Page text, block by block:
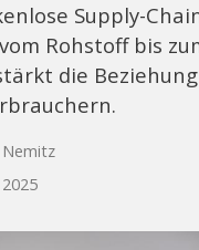
Supply-
Rohstoff bis
die
Nemitz